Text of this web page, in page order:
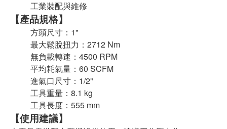
工業裝配與維修
【產品規格】
方頭尺寸：1"
最大鬆脫扭力：2712 Nm
無負載轉速： 4500 RPM
平均耗氣量：60 SCFM
進氣口尺寸：1/2"
工具重量：8.1 kg
工具長度：555 mm
【使用建議】